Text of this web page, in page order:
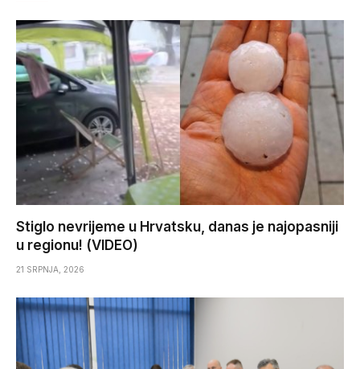
Stiglo nevrijeme u Hrvatsku, danas je najopasniji
u regionu! (VIDEO)
21 SRPNJA, 2026